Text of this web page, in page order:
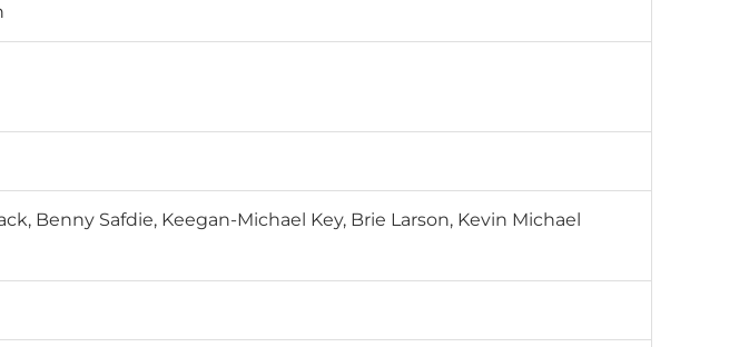
Benny Safdie, Keegan-Michael Key, Brie Larson, Kevin Michael